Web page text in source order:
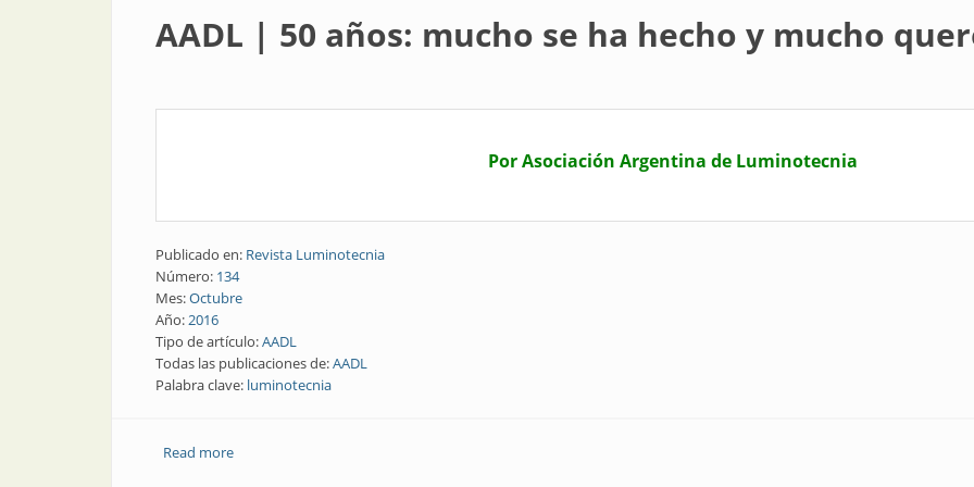
AADL | 50 años: mucho se ha hecho y mucho
Por Asociación Argentina de Luminotecnia
Publicado en: Revista Luminotecnia
Número: 134
Mes:Octubre
Año:2016
Tipo de artículo:AADL
Todas las publicaciones de:AADL
Palabra clave: luminotecnia
Read moreabout AADL | 50 años: mucho se ha hecho y mucho queremos hacer